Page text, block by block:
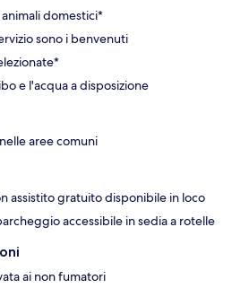
domestici*
sono i benvenuti
e l'acqua a disposizione
aree comuni
assistito gratuito disponibile in loco
accessibile in sedia a rotelle
ai non fumatori